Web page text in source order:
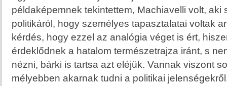
példaképemnek tekintettem, Machiavelli volt, aki
politikáról, hogy személyes tapasztalatai voltak
kérdés, hogy ezzel az analógia véget is ért,
érdeklődnek a hatalom természetrajza iránt, s
nézni, bárki is tartsa azt eléjük. Vannak viszont
mélyebben akarnak tudni a politikai